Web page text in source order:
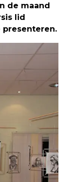
de maand
lid
presenteren.